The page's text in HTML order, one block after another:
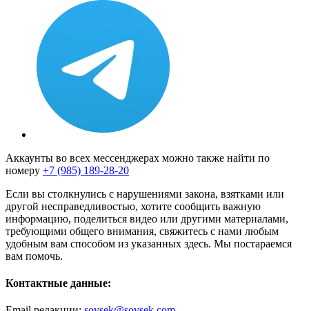
Аккаунты во всех мессенджерах можно также найти по
номеру +7 (985) 189-28-20
Если вы столкнулись с нарушениями закона, взятками или
другой несправедливостью, хотите сообщить важную
информацию, поделиться видео или другими материалами,
требующими общего внимания, свяжитесь с нами любым
удобным вам способом из указанных здесь. Мы постараемся
вам помочь.
Контактные данные: